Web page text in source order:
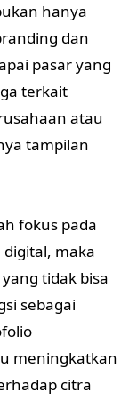
hanya
dan
pasar yang
terkait
atau
tampilan
fokus pada
maka
tidak bisa
sebagai
meningkatkan
citra